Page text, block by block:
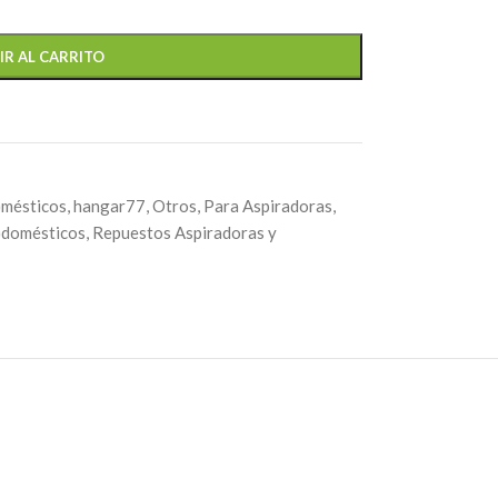
AL CARRITO
,hangar77,Otros, Para Aspiradoras,
, Repuestos Aspiradoras y